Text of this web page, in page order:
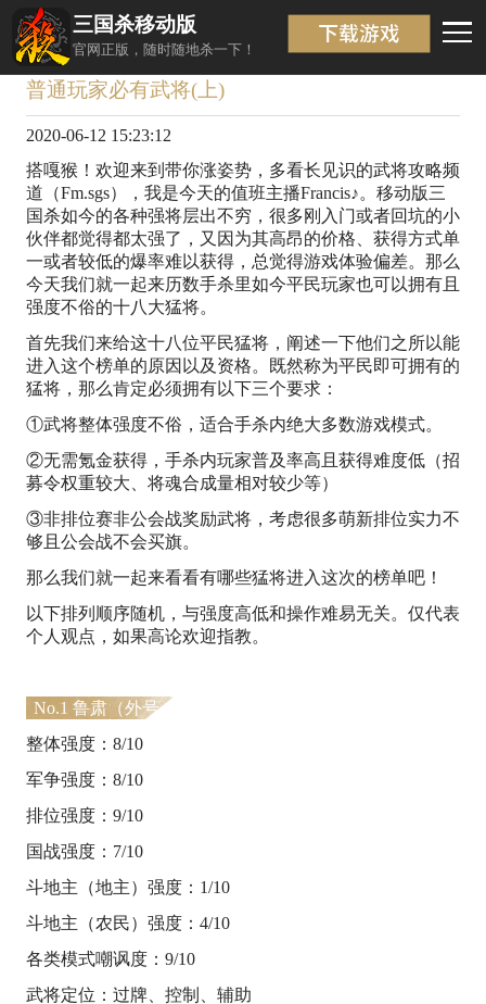
三国杀移动版
官网正版，随时随地杀一下！
返回
普通玩家必有武将(上)
2020-06-12 15:23:12
搭嘎猴！欢迎来到带你涨姿势，多看长见识的武将攻略频
道（Fm.sgs），我是今天的值班主播Francis♪。移动版三
国杀如今的各种强将层出不穷，很多刚入门或者回坑的小
伙伴都觉得都太强了，又因为其高昂的价格、获得方式单
一或者较低的爆率难以获得，总觉得游戏体验偏差。那么
今天我们就一起来历数手杀里如今平民玩家也可以拥有且
强度不俗的十八大猛将。
首先我们来给这十八位平民猛将，阐述一下他们之所以能
进入这个榜单的原因以及资格。既然称为平民即可拥有的
猛将，那么肯定必须拥有以下三个要求：
①武将整体强度不俗，适合手杀内绝大多数游戏模式。
②无需氪金获得，手杀内玩家普及率高且获得难度低（招
募令权重较大、将魂合成量相对较少等）
③非排位赛非公会战奖励武将，考虑很多萌新排位实力不
够且公会战不会买旗。
那么我们就一起来看看有哪些猛将进入这次的榜单吧！
以下排列顺序随机，与强度高低和操作难易无关。仅代表
个人观点，如果高论欢迎指教。
No.1 鲁肃（外号：大师）
整体强度：8/10
军争强度：8/10
排位强度：9/10
国战强度：7/10
斗地主（地主）强度：1/10
斗地主（农民）强度：4/10
各类模式嘲讽度：9/10
武将定位：过牌、控制、辅助